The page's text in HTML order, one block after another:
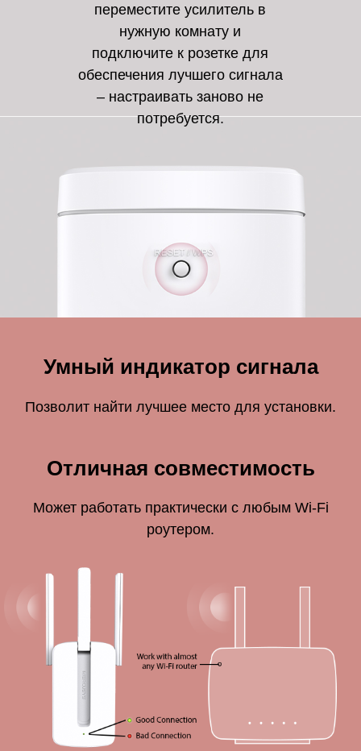
переместите усилитель в
нужную комнату и
подключите к розетке для
обеспечения лучшего сигнала
– настраивать заново не
потребуется.
Умный индикатор сигнала
Позволит найти лучшее место для установки.
Отличная совместимость
Может работать практически с любым Wi-Fi
роутером.